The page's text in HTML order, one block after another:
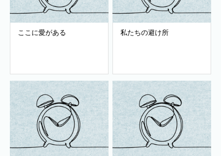
ここに愛がある 私たちの避け所